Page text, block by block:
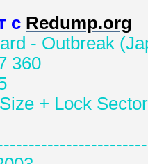
с Redump.org
- Outbreak
360
+ Lock Sector